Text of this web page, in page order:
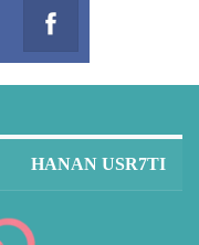
HANAN USR7TI